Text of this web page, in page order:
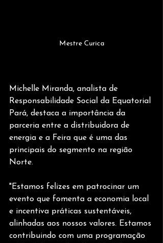
Mestre Curica
Michelle Miranda, analista de
Responsabilidade Social da Equatorial
Pará, destaca a importância da
parceria entre a distribuidora de
energia e a Feira que é uma das
principais do segmento na região
Norte.
"Estamos felizes em patrocinar um
evento que fomenta a economia local
e incentiva práticas sustentáveis,
alinhadas aos nossos valores. Estamos
contribuindo com uma programação